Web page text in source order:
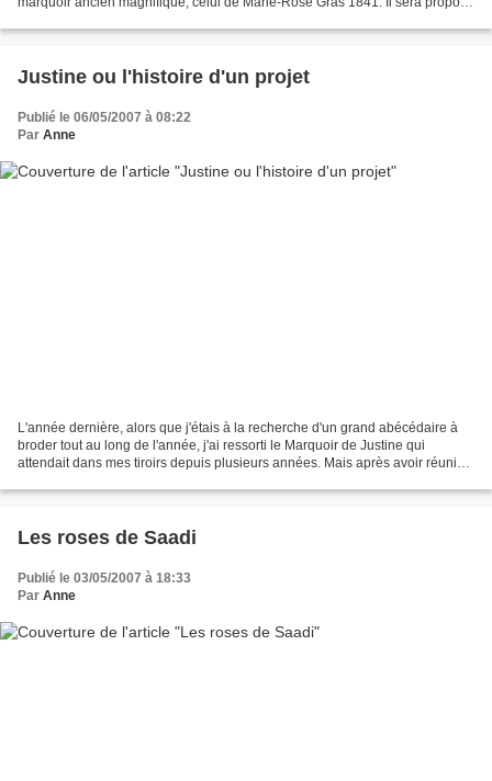
Justine ou l'histoire d'un projet
Publié le 06/05/2007 à 08:22
Par Anne
L'année dernière, alors que j'étais à la recherche d'un grand abécédaire à
broder tout au long de l'année, j'ai ressorti le Marquoir de Justine qui
attendait dans mes tiroirs depuis plusieurs années. Mais après avoir réuni
Les roses de Saadi
Publié le 03/05/2007 à 18:33
Par Anne